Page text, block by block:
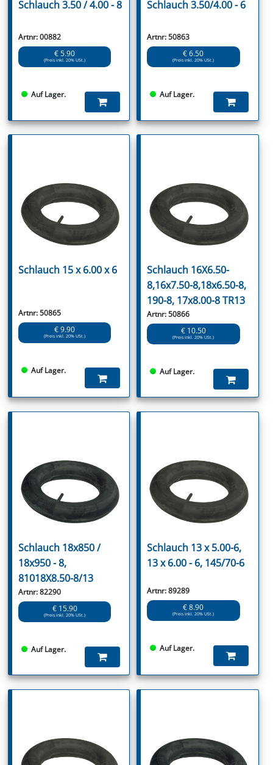
Schlauch 3.50 / 4.00 - 8
Artnr: 00882
€ 5.90
(Preis inkl. 20% USt.)
Auf Lager.
Schlauch 3.50/4.00 - 6
Artnr: 50863
€ 6.50
(Preis inkl. 20% USt.)
Auf Lager.
Schlauch 15 x 6.00 x 6
Artnr: 50865
€ 9.90
(Preis inkl. 20% USt.)
Auf Lager.
Schlauch 16X6.50-
8,16x7.50-8,18x6.50-8,
190-8, 17x8.00-8 TR13
Artnr: 50866
€ 10.50
(Preis inkl. 20% USt.)
Auf Lager.
Schlauch 18x850 /
18x950 - 8,
81018X8.50-8/13
Artnr: 82290
€ 15.90
(Preis inkl. 20% USt.)
Auf Lager.
Schlauch 13 x 5.00-6,
13 x 6.00 - 6, 145/70-6
Artnr: 89289
€ 8.90
(Preis inkl. 20% USt.)
Auf Lager.